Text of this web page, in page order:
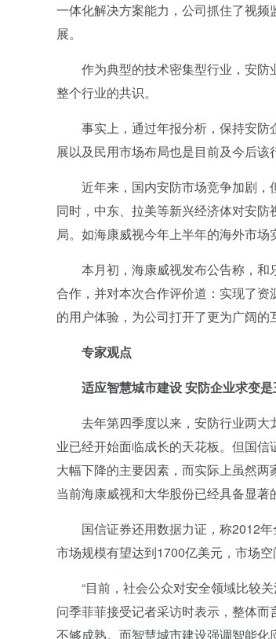
一体化解决方案能力，公司抓住了视
展。
作为典型的技术密集型行业，安防
整个行业的共识。
事实上，通过年报分析，保持安防
展以及民用市场布局也是目前及今后该
近年来，国内安防市场竞争加剧，
同时，中东、拉美等新兴经济体对安
局。如海康威视今年上半年的海外市场
本月初，海康威视发布公告称，和
合作，并对本次合作评价道：实现了
的用户体验，为公司打开了更为广阔的
专家观点
适应智慧城市建设 安防企业求变是
去年第四季度以来，安防行业两大
业已经开始面临成长的天花板。但国
大幅下降的主要因素，而实际上虽然
当前海康威视和大华股份已经具备显著
国信证券还用数据力证，称2012年
市场规模有望达到1700亿美元，市场空
“目前，社会公众对安全领域比较关
问季菲菲接受记者采访时表示，整体
不够成熟。而智慧城市建设强调智能化